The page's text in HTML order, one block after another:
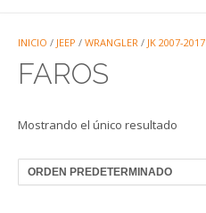
INICIO / JEEP / WRANGLER / JK 2007-2017
FAROS
Mostrando el único resultado